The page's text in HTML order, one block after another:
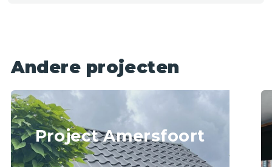
Andere projecten
Project Amersfoort